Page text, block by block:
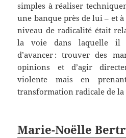
simples à réaliser
une banque près de lui – et
niveau de radicalité était
la voie dans laquelle il
d’avancer : trouver des
opinions et d’agir
violente mais en
transformation radicale de la
Marie-Noëlle